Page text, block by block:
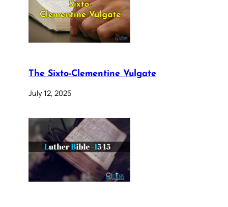
The Sixto-Clementine Vulgate
July 12, 2025